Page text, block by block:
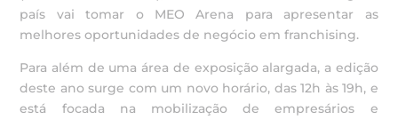
país vai tomar o MEO Arena para apresentar as
melhores oportunidades de negócio em franchising.
Para além de uma área de exposição alargada, a edição
deste ano surge com um novo horário, das 12h às 19h, e
está focada na mobilização de empresários e